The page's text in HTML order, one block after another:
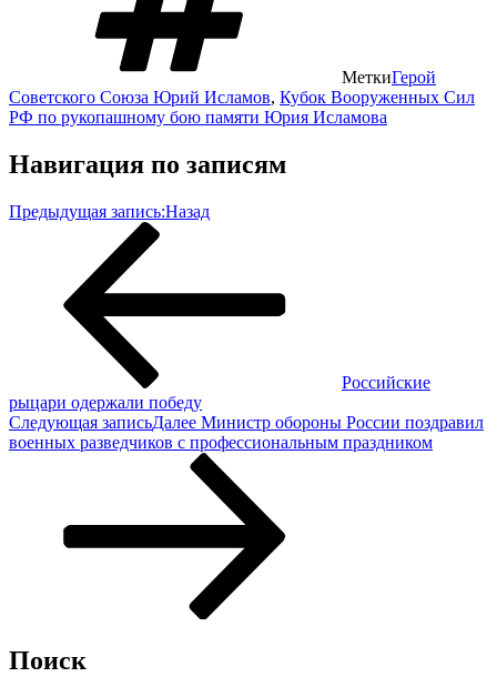
МеткиГерой
Советского Союза Юрий Исламов, Кубок Вооруженных Сил
РФ по рукопашному бою памяти Юрия Исламова
Навигация по записям
Предыдущая запись:Назад
Российские
рыцари одержали победу
Следующая записьДалее Министр обороны России поздравил
военных разведчиков с профессиональным праздником
Поиск